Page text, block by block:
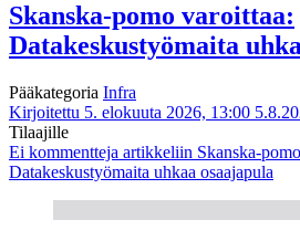
Skanska-pomo varoittaa:
Datakeskustyömaita
Pääkategoria Infra
Kirjoitettu 5. elokuuta 2026, 13:00
Tilaajille
Ei kommentteja artikkeliin Skanska-
Datakeskustyömaita uhkaa osaajapula